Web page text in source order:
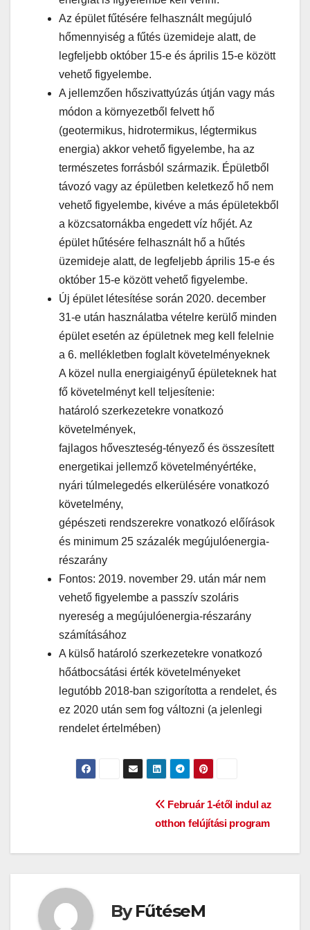
Az épület fűtésére felhasznált megújuló
hőmennyiség a fűtés üzemideje alatt, de
legfeljebb október 15-e és április 15-e között
vehető figyelembe.
A jellemzően hőszivattyúzás útján vagy más
módon a környezetből felvett hő
(geotermikus, hidrotermikus, légtermikus
energia) akkor vehető figyelembe, ha az
természetes forrásból származik. Épületből
távozó vagy az épületben keletkező hő nem
vehető figyelembe, kivéve a más épületekből
a közcsatornákba engedett víz hőjét. Az
épület hűtésére felhasznált hő a hűtés
üzemideje alatt, de legfeljebb április 15-e és
október 15-e között vehető figyelembe.
Új épület létesítése során 2020. december
31-e után használatba vételre kerülő minden
épület esetén az épületnek meg kell felelnie
a 6. mellékletben foglalt követelményeknek
A közel nulla energiaigényű épületeknek hat
fő követelményt kell teljesítenie:
határoló szerkezetekre vonatkozó
követelmények,
fajlagos hőveszteség-tényező és összesített
energetikai jellemző követelményértéke,
nyári túlmelegedés elkerülésére vonatkozó
követelmény,
gépészeti rendszerekre vonatkozó előírások
és minimum 25 százalék megújulóenergia-
részarány
Fontos: 2019. november 29. után már nem
vehető figyelembe a passzív szoláris
nyereség a megújulóenergia-részarány
számításához
A külső határoló szerkezetekre vonatkozó
hőátbocsátási érték követelményeket
legutóbb 2018-ban szigorította a rendelet, és
ez 2020 után sem fog változni (a jelenlegi
rendelet értelmében)
Február 1-étől indul az
otthon felújítási program
ByFűtéseM